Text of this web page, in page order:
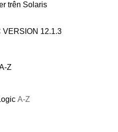
trên Solaris
VERSION 12.1.3
Z
A-Z